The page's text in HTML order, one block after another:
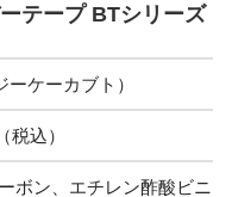
テープ BTシリーズ
ケーカブト）
税込）
ボン、エチレン酢酸ビニ